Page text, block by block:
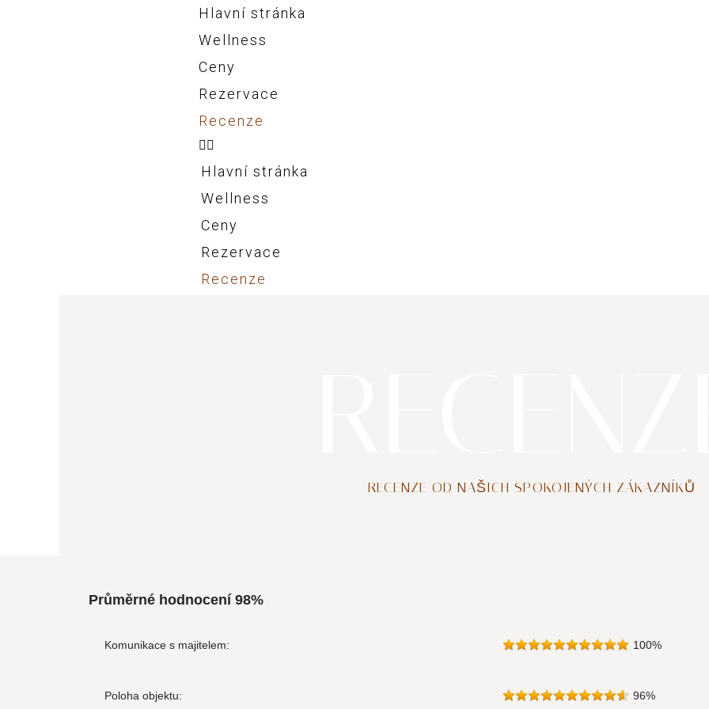
Hlavní stránka
Wellness
Ceny
Rezervace
Recenze
Hlavní stránka
Wellness
Ceny
Rezervace
Recenze
RECENZE OD NAŠICH SPOKOJENÝCH ZÁKAZNÍKŮ
Průměrné hodnocení98%
Komunikace s majitelem: 100%
Poloha objektu: 96%